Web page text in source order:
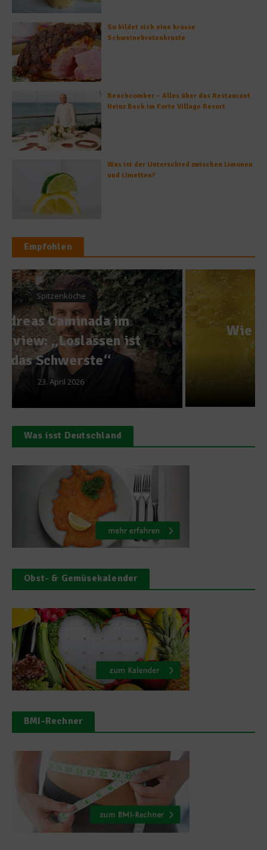
So bildet sich eine krosse
Schweinebratenkruste
Beachcomber – Alles über das Restaurant
Heinz Beck im Forte Village Resort
Was ist der Unterschied zwischen Limonen
und Limetten?
Empfohlen
Küchentipps
Wie man eine Suppe oder
Brühe entfettet
25. November 2014
Was isst Deutschland
Obst- & Gemüsekalender
BMI-Rechner